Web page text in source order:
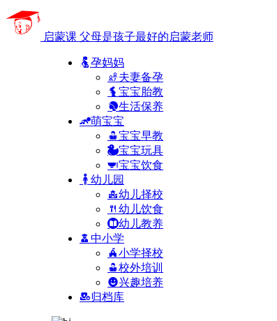
启蒙课 父母是孩子最好的启蒙老师
孕妈妈
夫妻备孕
宝宝胎教
生活保养
萌宝宝
宝宝早教
宝宝玩具
宝宝饮食
幼儿园
幼儿择校
幼儿饮食
幼儿教养
中小学
小学择校
校外培训
兴趣培养
归档库